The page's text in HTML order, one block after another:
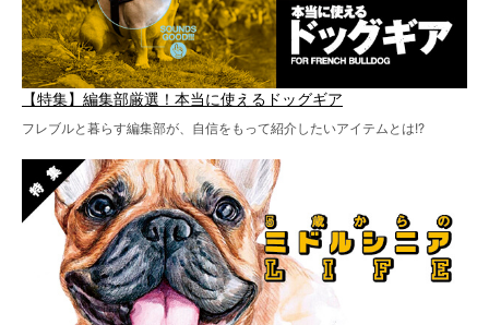
【特集】編集部厳選！本当に使えるドッグギア
フレブルと暮らす編集部が、自信をもって紹介したいアイテムとは!?